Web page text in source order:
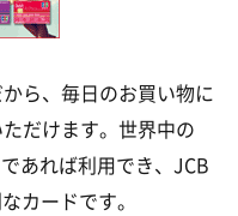
ら、毎日のお買い物に
だけます。世界中の
あれば利用でき、JCB
カードです。